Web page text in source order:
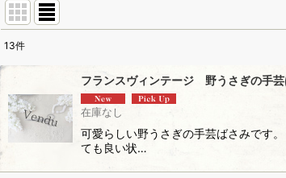
並び順 :
13件
フランスヴィンテージ 野うさぎの手
在庫なし
可愛らしい野うさぎの手芸ばさみです
ても良い状…